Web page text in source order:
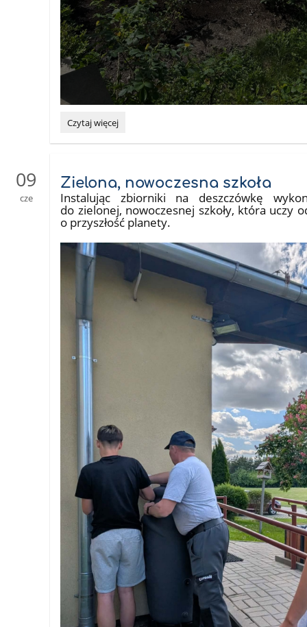
Wyjazd
Warszawy:
Czytaj więcej
09
cze
Zielona, nowoczesna szkoła
Instalując zbiorniki na deszczówkę
do zielonej, nowoczesnej szkoły, która uczy
o przyszłość planety.